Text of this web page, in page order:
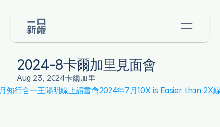
2024-8卡爾加里見面會
Aug 23, 2024卡爾加里
知行合一王陽明線上讀書會2024年7月10X is Easier than 2X